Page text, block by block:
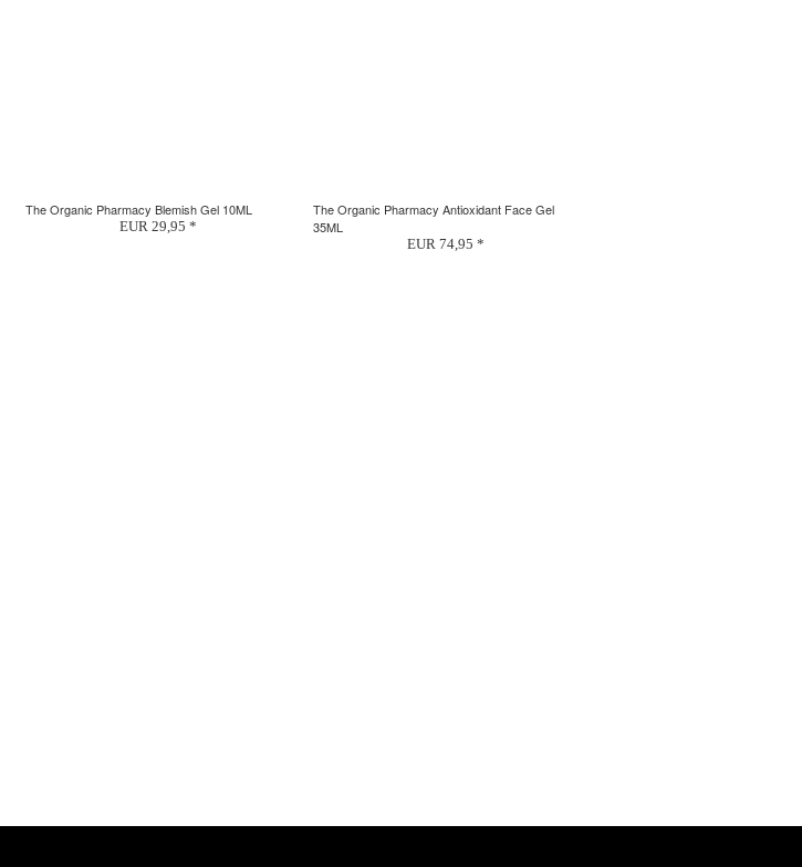
The Organic Pharmacy Blemish Gel 10ML
EUR 29,95 *
The Organic Pharmacy Antioxidant Face Gel
35ML
EUR 74,95 *